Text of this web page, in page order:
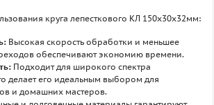
круга лепесткового КЛ 150х30х32мм:
Высокая скорость обработки и меньшее
обеспечивают экономию времени.
Подходит для широкого спектра
делает его идеальным выбором для
и домашних мастеров.